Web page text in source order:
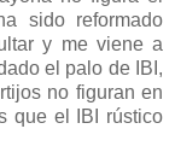
sido reformado
y me viene a
el palo de IBI,
no figuran en
que el IBI rústico